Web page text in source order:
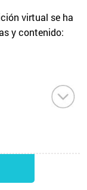
virtual se ha
y contenido: